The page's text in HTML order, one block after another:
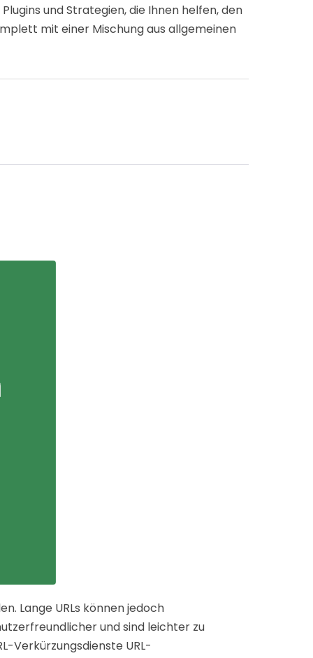
und Strategien, die Ihnen helfen, den
mit einer Mischung aus allgemeinen
Lange URLs können jedoch
und sind leichter zu
Verkürzungsdienste URL-